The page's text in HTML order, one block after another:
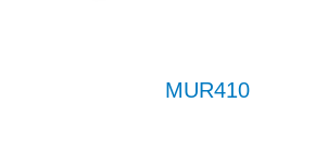
MUR410